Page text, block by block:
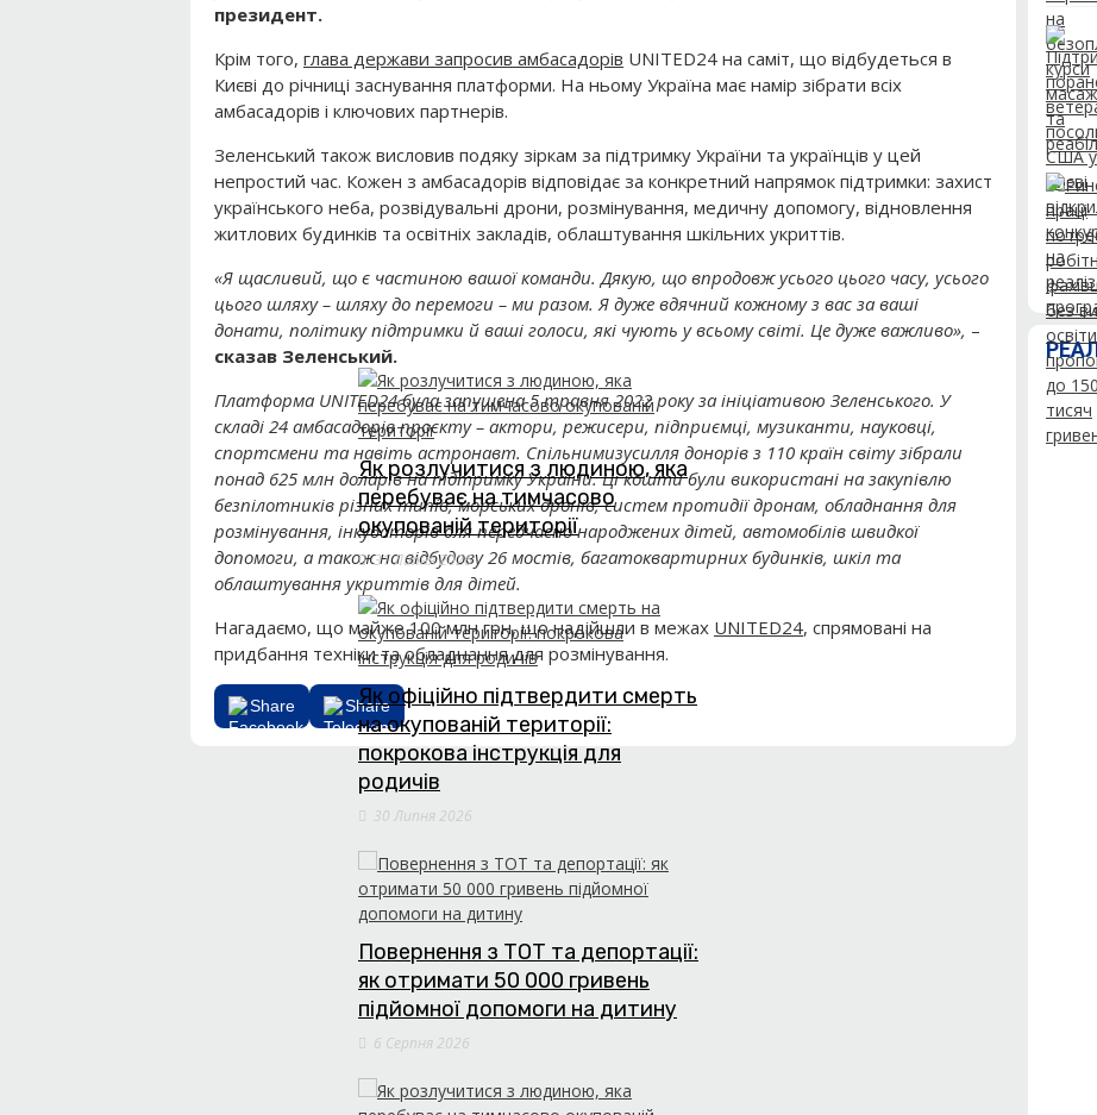
президент.
Крім того, глава держави запросив амбасадорів UNITED24 на саміт, що відбудеться в
Києві до річниці заснування платформи. На ньому Україна має намір зібрати всіх
амбасадорів і ключових партнерів.
Зеленський також висловив подяку зіркам за підтримку України та українців у цей
непростий час. Кожен з амбасадорів відповідає за конкретний напрямок підтримки: захист
українського неба, розвідувальні дрони, розмінування, медичну допомогу, відновлення
житлових будинків та освітніх закладів, облаштування шкільних укриттів.
«Я щасливий, що є частиною вашої команди. Дякую, що впродовж усього цього часу, усього
цього шляху – шляху до перемоги – ми разом. Я дуже вдячний кожному з вас за ваші
донати, політику підтримки й ваші голоси, які чують у всьому світі. Це дуже важливо», –
сказав Зеленський.
Платформа UNITED24була запущена 5 травня 2022 року за ініціативою Зеленського. У
складі 24 амбасадорів проєкту – актори, режисери, підприємці, музиканти, науковці,
спортсмени та навіть астронавт. Спільнимизусилля донорів з 110 країн світу зібрали
понад 625 млн доларів на підтримку України. Ці кошти були використані на закупівлю
безпілотників різних типів, морських дронів, систем протидії дронам, обладнання для
розмінування, інкубаторів для передчасно народжених дітей, автомобілів швидкої
допомоги, а також на відбудову 26 мостів, багатоквартирних будинків, шкіл та
облаштування укриттів для дітей.
Нагадаємо, що майже 100 млн грн, що надійшли в межах UNITED24, спрямовані на
придбання техніки та обладнання для розмінування.
Share Share
Як розлучитися з людиною, яка
перебуває на тимчасово
окупованій території
31 Липня 2026
Як офіційно підтвердити смерть
на окупованій території:
покрокова інструкція для
родичів
30 Липня 2026
Повернення з ТОТ та депортації:
як отримати 50 000 гривень
підйомної допомоги на дитину
6 Серпня 2026